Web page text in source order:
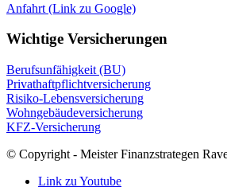
Anfahrt (Link zu Google)
Wichtige Versicherungen
Berufsunfähigkeit (BU)
Privathaftpflichtversicherung
Risiko-Lebensversicherung
Wohngebäudeversicherung
KFZ-Versicherung
© Copyright - Meister Finanzstrategen
Link zu Youtube